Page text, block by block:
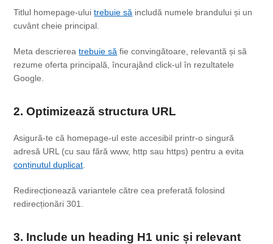
Titlul homepage-uluitrebuie să includă numele brandului și un
cuvânt cheie principal.
Meta descriereatrebuie să fie convingătoare, relevantă și să
rezume oferta principală, încurajând click-ul în rezultatele
Google.
2. Optimizează structura URL
Asigură-te că homepage-ul este accesibil printr-o singură
adresă URL (cu sau fără www, http sau https) pentru a evita
conținutul duplicat
Redirecționează variantele către cea preferată folosind
redirecționări 301.
3. Include un heading H1 unic și relevant